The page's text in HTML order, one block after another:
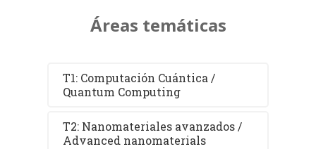
Áreas temáticas
T1: Computación Cuántica /
Quantum Computing
T2: Nanomateriales avanzados /
Advanced nanomaterials